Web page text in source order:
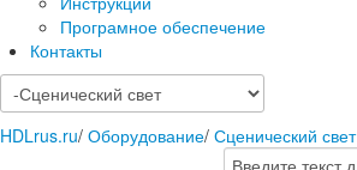
Програмное обеспечение
Контакты
HDLrus.ru/ Оборудование/ Сценический свет